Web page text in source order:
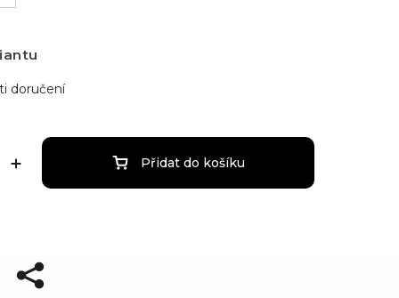
doručení
Přidat do košíku